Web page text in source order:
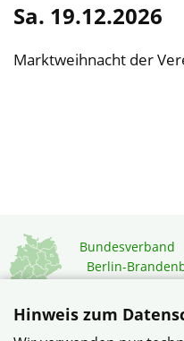
Sa. 19.12.2026
Marktweihnacht der
Bundesverband
Berlin-
Rheinland-
Hinweis zum